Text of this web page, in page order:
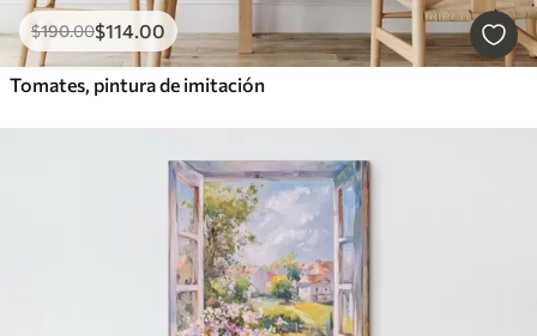
$190.00$114.00
Tomates, pintura de imitación